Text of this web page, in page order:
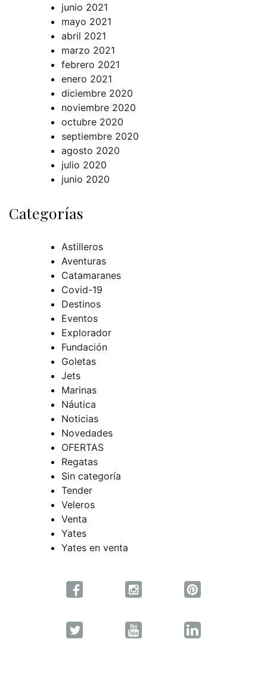
junio 2021
mayo 2021
abril 2021
marzo 2021
febrero 2021
enero 2021
diciembre 2020
noviembre 2020
octubre 2020
septiembre 2020
agosto 2020
julio 2020
junio 2020
Categorías
Astilleros
Aventuras
Catamaranes
Covid-19
Destinos
Eventos
Explorador
Fundación
Goletas
Jets
Marinas
Náutica
Noticias
Novedades
OFERTAS
Regatas
Sin categoría
Tender
Veleros
Venta
Yates
Yates en venta